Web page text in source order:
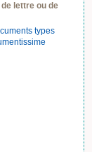
lettre ou de
types